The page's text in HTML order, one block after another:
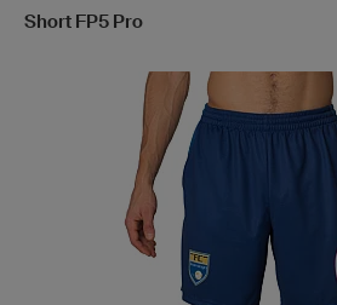
Short FP5 Pro